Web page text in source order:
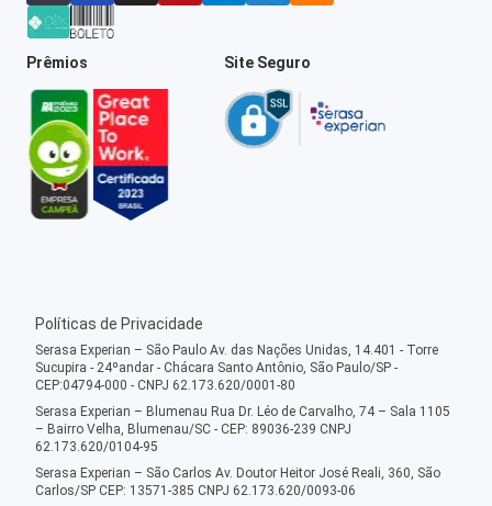
Prêmios Site Seguro
Políticas de Privacidade
Serasa Experian – São Paulo Av. das Nações Unidas, 14.401 - Torre
Sucupira - 24ºandar - Chácara Santo Antônio, São Paulo/SP -
CEP:04794-000 - CNPJ 62.173.620/0001-80
Serasa Experian – Blumenau Rua Dr. Léo de Carvalho, 74 – Sala 1105
– Bairro Velha, Blumenau/SC - CEP: 89036-239 CNPJ
62.173.620/0104-95
Serasa Experian – São Carlos Av. Doutor Heitor José Reali, 360, São
Carlos/SP CEP: 13571-385 CNPJ 62.173.620/0093-06